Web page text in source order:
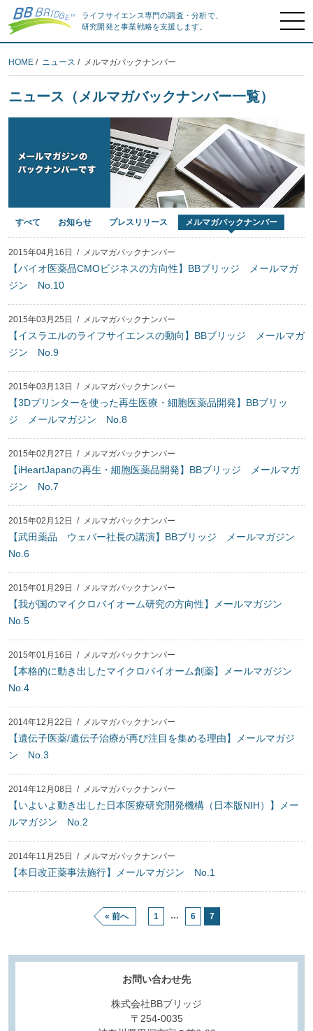
ライフサイエンス専門の調査・分析で、
研究開発と事業戦略を支援します。
HOME / ニュース / メルマガバックナンバー
ニュース（メルマガバックナンバー一覧）
すべて お知らせ プレスリリース メルマガバックナンバー
2015年04月16日 / メルマガバックナンバー
【バイオ医薬品CMOビジネスの方向性】BBブリッジ メールマガ
ジン No.10
2015年03月25日 / メルマガバックナンバー
【イスラエルのライフサイエンスの動向】BBブリッジ メールマガ
ジン No.9
2015年03月13日 / メルマガバックナンバー
【3Dプリンターを使った再生医療・細胞医薬品開発】BBブリッ
ジ メールマガジン No.8
2015年02月27日 / メルマガバックナンバー
【iHeartJapanの再生・細胞医薬品開発】BBブリッジ メールマガ
ジン No.7
2015年02月12日 / メルマガバックナンバー
【武田薬品 ウェバー社長の講演】BBブリッジ メールマガジン
No.6
2015年01月29日 / メルマガバックナンバー
【我が国のマイクロバイオーム研究の方向性】メールマガジン
No.5
2015年01月16日 / メルマガバックナンバー
【本格的に動き出したマイクロバイオーム創薬】メールマガジン
No.4
2014年12月22日 / メルマガバックナンバー
【遺伝子医薬/遺伝子治療が再び注目を集める理由】メールマガジ
ン No.3
2014年12月08日 / メルマガバックナンバー
【いよいよ動き出した日本医療研究開発機構（日本版NIH）】メー
ルマガジン No.2
2014年11月25日 / メルマガバックナンバー
【本日改正薬事法施行】メールマガジン No.1
« 前へ 1 … 6 7
お問い合わせ先
株式会社BBブリッジ
〒254-0035